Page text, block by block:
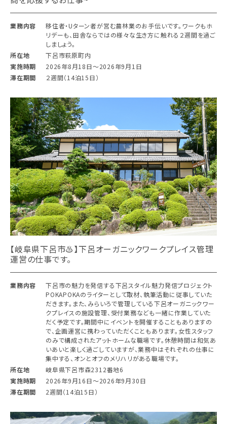
業務内容
移住者・Uターン者が営む農林業のお手伝いです。ワークもホ
リデーも、田舎ならではの様々な生き方に触れる２週間を過ご
しましょう。
所在地
下呂市萩原町内
実施時期
2026年8月18日〜2026年9月1日
滞在期間
２週間（14泊15日）
【岐阜県下呂市♨︎】下呂オーガニックワークプレイス管理
運営の仕事です。
業務内容
下呂市の魅力を発信する下呂スタイル魅力発信プロジェクト
POKAPOKAのライターとして取材、執筆活動に従事していた
だきます。また、みらいろで管理している下呂オーガニックワー
クプレイスの施設管理、受付業務なども一緒に作業していた
だく予定です。期間中にイベントを開催することもありますの
で、企画運営に携わっていただくこともあります。女性スタッフ
のみで構成されたアットホームな職場です。休憩時間は和気あ
いあいと楽しく過ごしていますが、業務中はそれぞれの仕事に
集中する、オンとオフのメリハリがある職場です。
所在地
岐阜県下呂市森2312番地6
実施時期
2026年9月16日〜2026年9月30日
滞在期間
2週間（14泊15日）